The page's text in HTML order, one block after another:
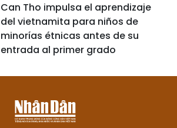
Can Tho impulsa el aprendizaje
del vietnamita para niños de
minorías étnicas antes de su
entrada al primer grado